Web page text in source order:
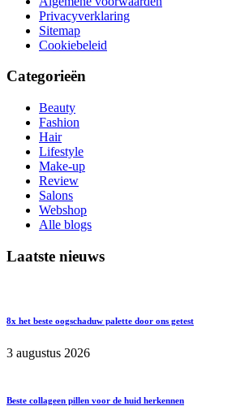
Privacyverklaring
Sitemap
Cookiebeleid
Categorieën
Beauty
Fashion
Hair
Lifestyle
Make-up
Review
Salons
Webshop
Alle blogs
Laatste nieuws
8x het beste oogschaduw palette door ons getest
3 augustus 2026
Beste collageen pillen voor de huid herkennen